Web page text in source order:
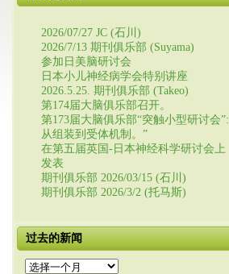
2026/07/27 JC (石川)
2026/7/13 期刊俱乐部 (Suyama)
参加日美脑研讨会
日本小儿神经病学会特别讲座
2026.5.25. 期刊俱乐部 (Takeo)
第174届大脑俱乐部召开。
第173届大脑俱乐部“突触小型研讨会”:
从组装到受体机制。”
在第五届英国-日本神经科学研讨会上
发表
期刊俱乐部 2026/03/15 (石川)
期刊俱乐部 2026/3/2 (托马斯)
过去的新闻
过